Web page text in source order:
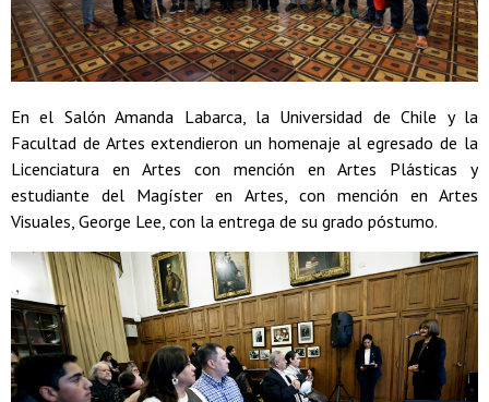
En el Salón Amanda Labarca, la Universidad de Chile y la
Facultad de Artes extendieron un homenaje al egresado de la
Licenciatura en Artes con mención en Artes Plásticas y
estudiante del Magíster en Artes, con mención en Artes
Visuales, George Lee, con la entrega de su grado póstumo.